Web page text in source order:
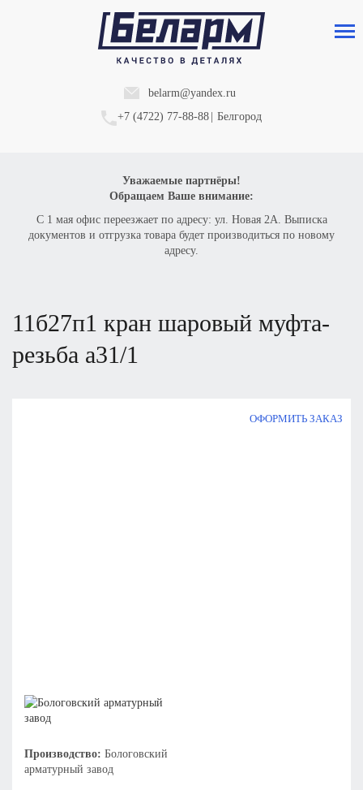
belarm@yandex.ru
+7 (4722) 77-88-88
Белгород
Уважаемые партнёры!
Обращаем Ваше внимание:
С 1 мая офис переезжает по адресу: ул. Новая 2А. Выписка
документов и отгрузка товара будет производиться по новому
адресу.
11б27п1 кран шаровый муфта-
резьба а31/1
ОФОРМИТЬ ЗАКАЗ
Производство: Бологовский
арматурный завод